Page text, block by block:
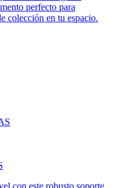
perfecto para
colección en tu espacio.